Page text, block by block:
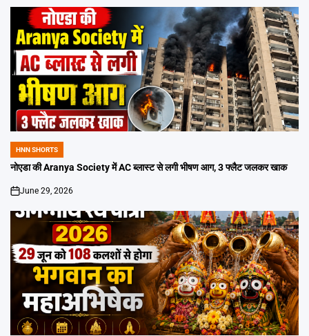
POSTED
IN
HNN SHORTS
नोएडा की Aranya Society में AC ब्लास्ट से लगी भीषण आग, 3 फ्लैट जलकर खाक
on
June 29, 2026